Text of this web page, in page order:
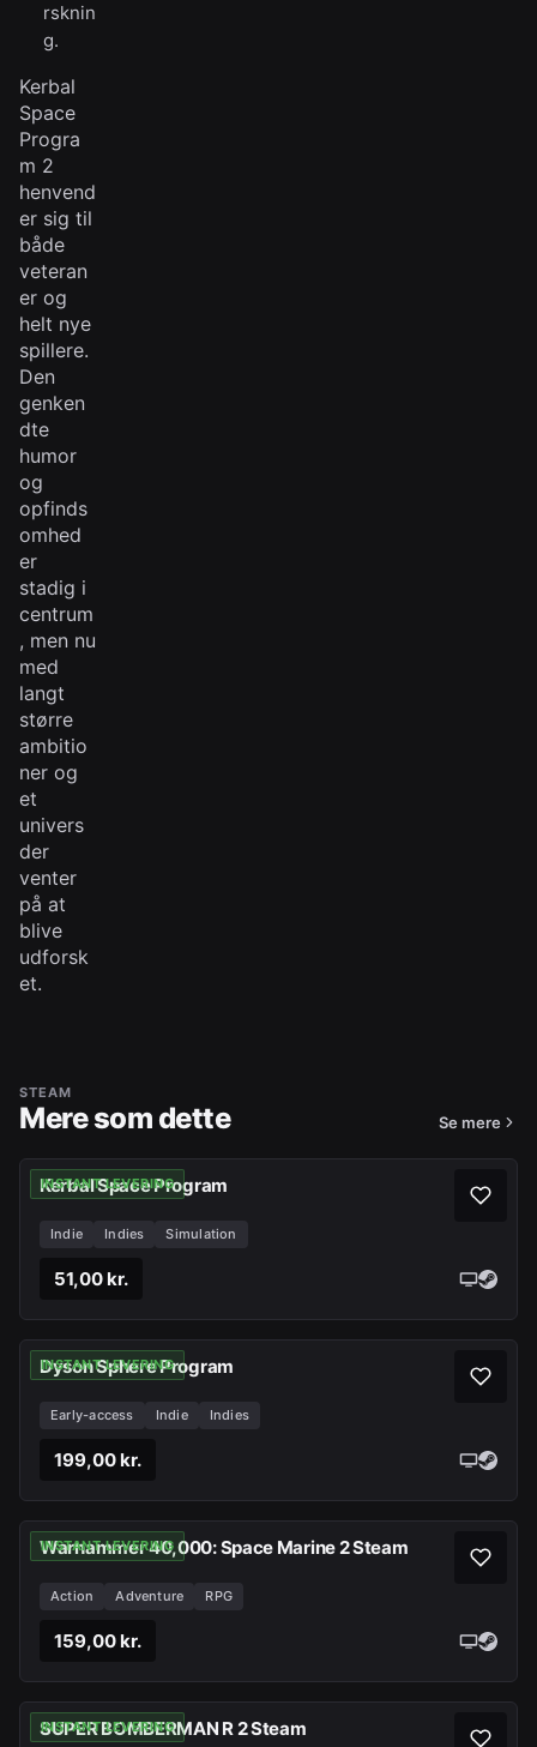
rsknin
g.
Kerbal
Space
Progra
m 2
henvend
er sig til
både
veteran
er og
helt nye
spillere.
Den
genken
dte
humor
og
opfinds
omhed
er
stadig i
centrum
, men nu
med
langt
større
ambitio
ner og
et
univers
der
venter
på at
blive
udforsk
et.
STEAM
Mere som dette Se mere
INSTANT LEVERING
Kerbal Space Program
Indie Indies Simulation
51,00 kr.
INSTANT LEVERING
Dyson Sphere Program
Early-access Indie Indies
199,00 kr.
INSTANT LEVERING
Warhammer 40,000: Space Marine 2 Steam
Action Adventure RPG
159,00 kr.
INSTANT LEVERING
SUPER BOMBERMAN R 2 Steam